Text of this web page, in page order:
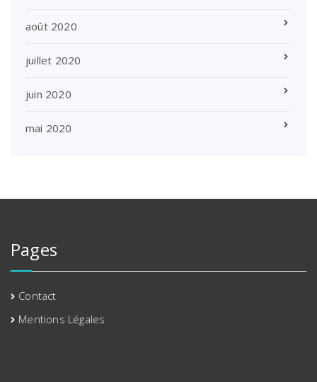
août 2020
juillet 2020
juin 2020
mai 2020
Pages
Contact
Mentions Légales